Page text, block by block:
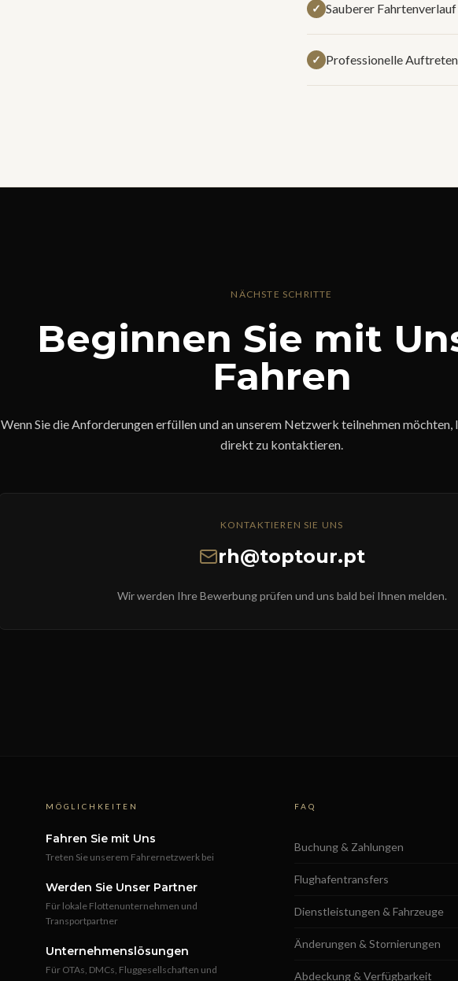
✓ Sauberer Fahrtenverlauf
✓ Professionelle
NÄCHSTE SCHRITTE
Beginnen Sie mit
Fahren
Wenn Sie die Anforderungen erfüllen und an unserem Netzwerk teilnehmen möchten,
direkt zu kontaktieren.
KONTAKTIEREN SIE UNS
rh@toptour.pt
Wir werden Ihre Bewerbung prüfen und uns bald bei Ihnen melden.
MÖGLICHKEITEN
Fahren Sie mit Uns
Treten Sie unserem Fahrernetzwerk bei
Werden Sie Unser Partner
Für lokale Flottenunternehmen und
Transportpartner
Unternehmenslösungen
Für OTAs, DMCs, Fluggesellschaften und
FAQ
Buchung & Zahlungen
Flughafentransfers
Dienstleistungen & Fahrzeuge
Änderungen & Stornierungen
Abdeckung & Verfügbarkeit